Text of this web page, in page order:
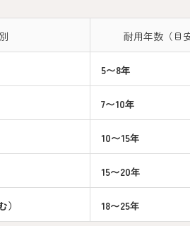
耐用年数（目
5〜8年
7〜10年
10〜15年
15〜20年
18〜25年